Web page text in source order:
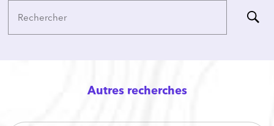
Rechercher
Autres recherches